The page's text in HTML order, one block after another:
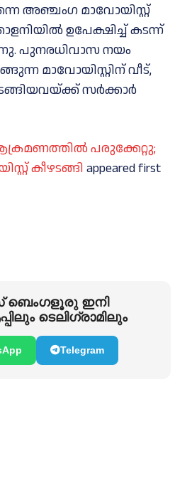
അഞ്ചംഗ മാവോയിസ്റ്റ്
ഉപേക്ഷിച്ച്‌ കടന്ന്
പുനരധിവാസ നയം
മാവോയിസ്റ്റിന് വീട്,
സര്‍ക്കാര്‍
പരുക്കേറ്റു;
കീഴടങ്ങി appeared first
ഇനി
ടെലിഗ്രാമിലും
Telegram